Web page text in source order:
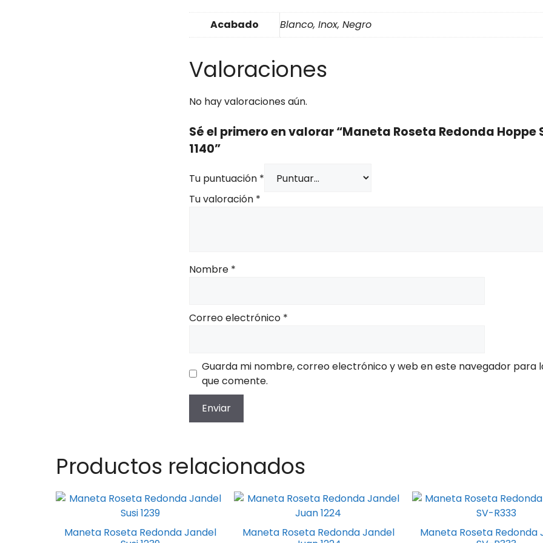
Acabado Blanco, Inox, Negro
Valoraciones
No hay valoraciones aún.
Sé el primero en valorar “Maneta Roseta Redonda Hoppe
1140”
Tu puntuación *
Tu valoración *
Nombre *
Correo electrónico *
Guarda mi nombre, correo electrónico y web en este navegador para
que comente.
Productos relacionados
Maneta Roseta Redonda Jandel
Este
tiene
Maneta Roseta Redonda Jandel
Este
tiene
Maneta Roseta Redonda